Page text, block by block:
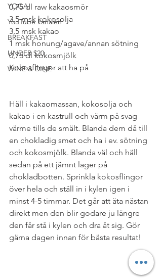
YOGA
YouTube kanalen
BREAKFAST
UNDER $20
WINE & DINE
0,75 dl raw kakaosmör
3,5 msk kokosolja
3,5 msk kakao
1 msk honung/agave/annan sötning
0,75 dl kokosmjölk
Kokosflingor att ha på
Häll i kakaomassan, kokosolja och
kakao i en kastrull och värm på svag
värme tills de smält. Blanda dem då till
en chokladig smet och ha i ev. sötning
och kokosmjölk. Blanda väl och häll
sedan på ett jämnt lager på
chokladbotten. Sprinkla kokosflingor
över hela och ställ in i kylen igen i
minst 4-5 timmar. Det går att äta nästan
direkt men den blir godare ju längre
den får stå i kylen och dra åt sig. Gör
gärna dagen innan för bästa resultat!
#NYTTIGTKALASBORD
#RAWFOOD